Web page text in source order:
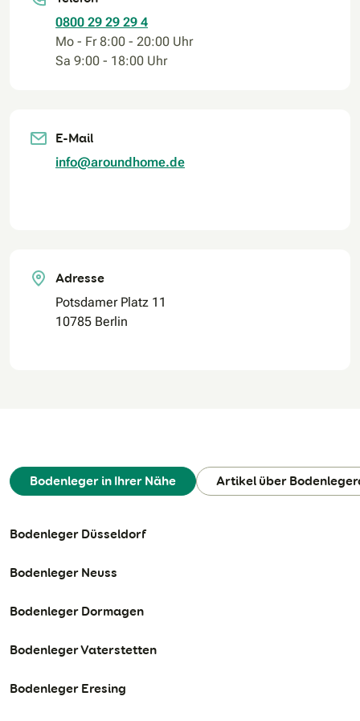
0800 29 29 29 4
Mo - Fr 8:00 - 20:00 Uhr
Sa 9:00 - 18:00 Uhr
E-Mail
info@aroundhome.de
Adresse
Potsdamer Platz 11
10785 Berlin
Bodenleger in Ihrer Nähe Artikel über
Bodenleger Düsseldorf
Bodenleger Neuss
Bodenleger Dormagen
Bodenleger Vaterstetten
Bodenleger Eresing